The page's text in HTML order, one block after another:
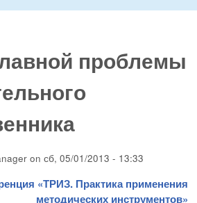
проблемы
on сб, 05/01/2013 - 13:33
«ТРИЗ. Практика применения
методических инструментов»